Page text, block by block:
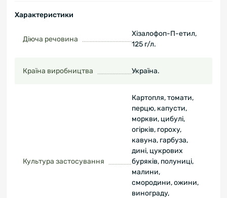
Характеристики
Діюча речовина
Хізалофоп-П-етил,
125 г/л.
Країна виробництва Україна.
Культура застосування
Картопля, томати,
перцю, капусти,
моркви, цибулі,
огірків, гороху,
кавуна, гарбуза,
дині, цукрових
буряків, полуниці,
малини,
смородини, ожини,
винограду,